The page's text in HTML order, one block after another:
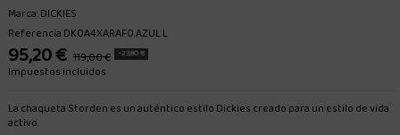
Marca:DICKIES
ReferenciaDK0A4XARAF0.AZUL.L
95,20 € 119,00 € -23,80 €
Impuestos incluidos
La chaqueta Storden es un auténtico estilo Dickies creado para un estilo de vida
activo.